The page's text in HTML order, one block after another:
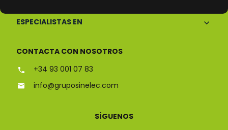
ESPECIALISTAS EN
CONTACTA CON NOSOTROS
+34 93 001 07 83
info@gruposinelec.com
SÍGUENOS